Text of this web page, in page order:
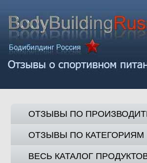
ОТЗЫВЫ ПО
ОТЗЫВЫ ПО КАТЕГОРИЯМ
ВЕСЬ КАТАЛОГ